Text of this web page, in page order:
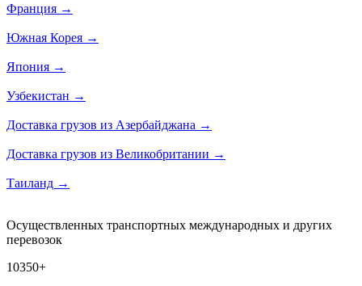
Франция →
Южная Корея →
Япония →
Узбекистан →
Доставка грузов из Азербайджана →
Доставка грузов из Великобритании →
Таиланд →
Осуществленных транспортных международных и других
перевозок
10350+